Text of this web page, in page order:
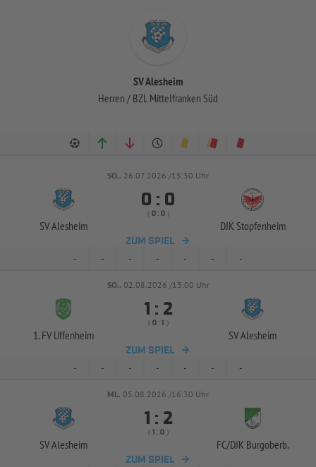
SV Alesheim
Herren / BZL Mittelfranken Süd
SO.. 26.07.2026 /15:30 Uhr
SV Alesheim
 : 
( :  )
DJK Stopfenheim
ZUM SPIEL
- - - - - - -
SO.. 02.08.2026 /13:00 Uhr
1. FV Uffenheim
 : 
( :  )
SV Alesheim
ZUM SPIEL
- - - - - - -
MI.. 05.08.2026 /16:30 Uhr
SV Alesheim
 : 
(  :  )
FC/DJK Burgoberb.
ZUM SPIEL